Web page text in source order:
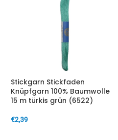
Stickgarn Stickfaden
Knüpfgarn 100% Baumwolle
15 m türkis grün (6522)
€2,39